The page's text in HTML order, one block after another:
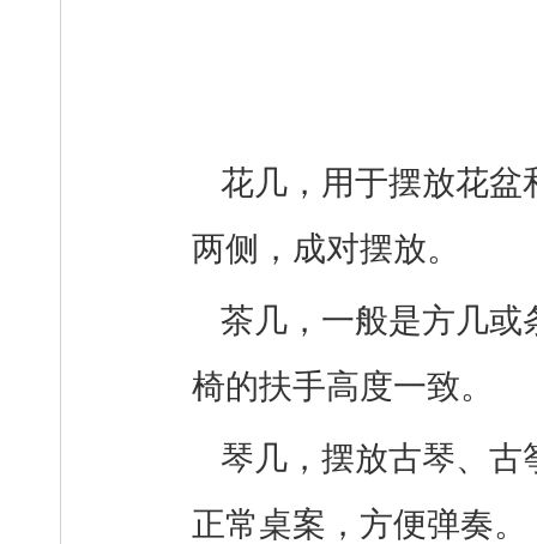
花几，用于摆放花盆
两侧，成对摆放。
茶几，一般是方几或
椅的扶手高度一致。
琴几，摆放古琴、
正常桌案，方便弹奏。